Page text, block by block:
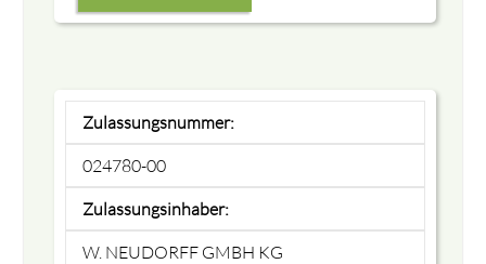
Zulassungsnummer:
024780-00
Zulassungsinhaber:
W. NEUDORFF GMBH KG